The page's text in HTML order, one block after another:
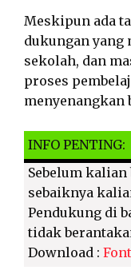
Meskipun ada
dukungan yang
sekolah, dan
proses
menyenangkan
INFO PENTING:
Sebelum
sebaiknya
Pendukung di
tidak
Download :